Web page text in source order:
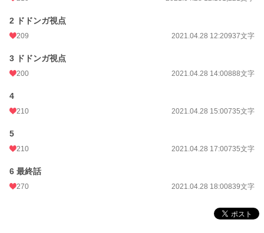
文字数 5,355
初回公開日時
週間ポイント
月間ポイント
年間ポイント
累計ポイント
2 ドドンガ視点
209 2021.04.28 12:20937文字
3 ドドンガ視点
200 2021.04.28 14:00888文字
4
210 2021.04.28 15:00735文字
5
210 2021.04.28 17:00735文字
6 最終話
270 2021.04.28 18:00839文字